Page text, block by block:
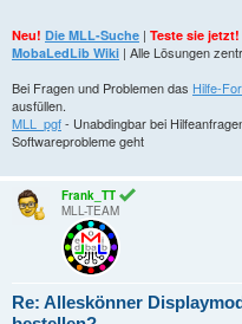
Neu! Die MLL-Suche | Teste sie
MobaLedLib Wiki | Alle Lösungen
Bei Fragen und Problemen das Hilfe-
ausfüllen.
MLL_pgf- Unabdingbar bei
Softwareprobleme geht
Frank_TT
MLL-TEAM
Re: Alleskönner